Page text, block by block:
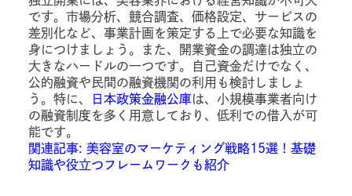
です。市場分析、競合調査、価格設定、サービスの
差別化など、事業計画を策定する上で必要な知識を
身につけましょう。また、開業資金の調達は独立の
大きなハードルの一つです。自己資金だけでなく、
公的融資や民間の融資機関の利用も検討しましょ
う。特に、
日本政策金融公庫は、小規模事業者向け
の融資制度を多く用意しており、低利での借入が可
能です。
関連記事: 美容室のマーケティング戦略15選！基礎
知識や役立つフレームワークも紹介